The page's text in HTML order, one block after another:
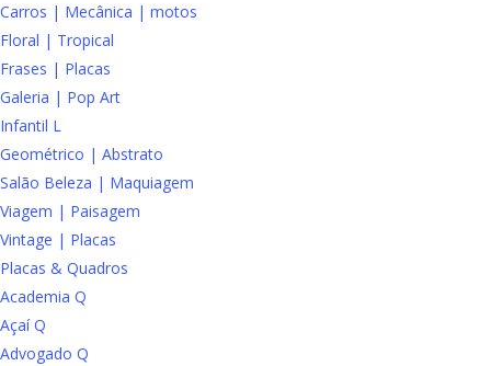
Carros | Mecânica | motos
Floral | Tropical
Frases | Placas
Galeria | Pop Art
Infantil L
Geométrico | Abstrato
Salão Beleza | Maquiagem
Viagem | Paisagem
Vintage | Placas
Placas & Quadros
Academia Q
Açaí Q
Advogado Q